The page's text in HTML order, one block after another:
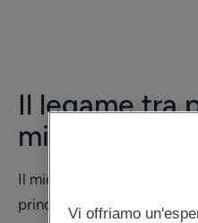
Il legame tra
microbioma
Il microbioma della nostra
principalmente di due tipi
Vi offriamo